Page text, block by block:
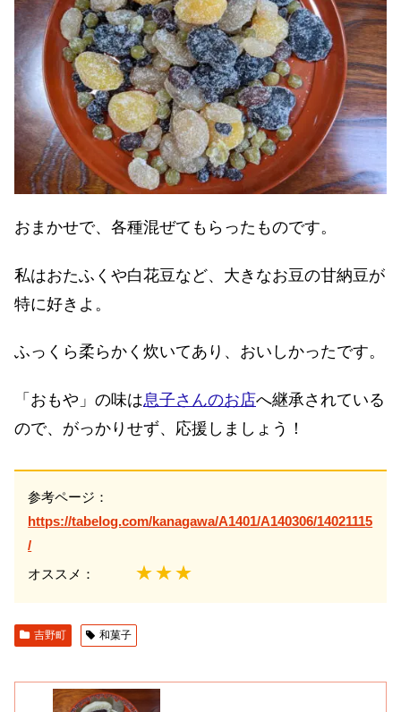
おまかせで、各種混ぜてもらったものです。
私はおたふくや白花豆など、大きなお豆の甘納豆が
特に好きよ。
ふっくら柔らかく炊いてあり、おいしかったです。
「おもや」の味は息子さんのお店へ継承されている
ので、がっかりせず、応援しましょう！
参考ページ：
https://tabelog.com/kanagawa/A1401/A140306/14021115
/
オススメ： ★★★
吉野町 和菓子